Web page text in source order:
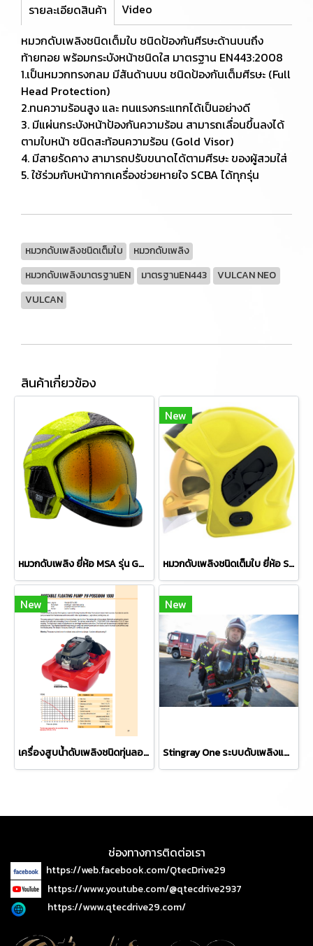
รายละเอียดสินค้า
Video
หมวกดับเพลิงชนิดเต็มใบ ชนิดป้องกันศีรษะด้านบนถึง
ท้ายทอย พร้อมกระบังหน้าชนิดใส มาตรฐาน EN443:2008
1.เป็นหมวกทรงกลม มีสันด้านบน ชนิดป้องกันเต็มศีรษะ (Full
Head Protection)
2.ทนความร้อนสูง และ ทนแรงกระแทกได้เป็นอย่างดี
3. มีแผ่นกระบังหน้าป้องกันความร้อน สามารถเลื่อนขึ้นลงได้
ตามใบหน้า ชนิดสะท้อนความร้อน (Gold Visor)
4. มีสายรัดคาง สามารถปรับขนาดได้ตามศีรษะ ของผู้สวมใส่
5. ใช้ร่วมกับหน้ากากเครื่องช่วยหายใจ SCBA ได้ทุกรุ่น
หมวกดับเพลิงชนิดเต็มใบ
หมวกดับเพลิง
หมวกดับเพลิงมาตรฐานEN
มาตรฐานEN443
VULCAN NEO
VULCAN
สินค้าเกี่ยวข้อง
หมวกดับเพลิง ยี่ห้อ MSA รุ่น GALLET F1XF
New
หมวกดับเพลิงชนิดเต็มใบ ยี่ห้อ SICOR รุ่น VFR EVO
New
เครื่องสูบน้ำดับเพลิงชนิดทุ่นลอย ยี่ห้อ P&H รุ่น PH-POSEIDON 1000
New
Stingray One ระบบดับเพลิงแบตเตอรี่ชนิดเคลื่อนที่
ช่องทางการติดต่อเรา
https://web.facebook.com/QtecDrive29
https://www.youtube.com/@qtecdrive2937
https://www.qtecdrive29.com/